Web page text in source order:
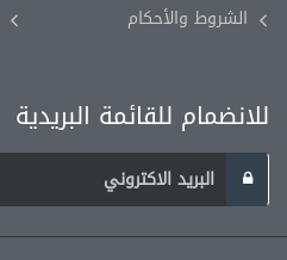
الشروط والأحكام
للانضمام للقائمة البريدية